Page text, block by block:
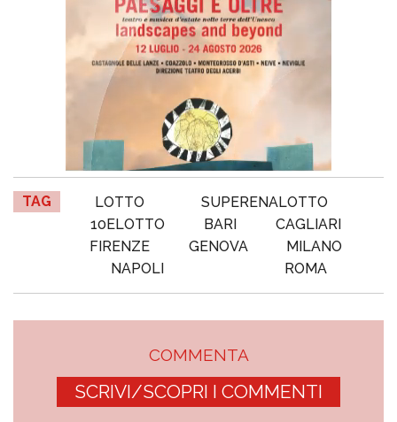
TAG LOTTO
SUPERENALOTTO
10ELOTTO
BARI
CAGLIARI
FIRENZE
GENOVA
MILANO
NAPOLI
ROMA
COMMENTA
SCRIVI/SCOPRI I COMMENTI